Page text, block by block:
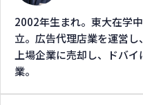
2002年生まれ。東大在学
立。広告代理店業を運営
上場企業に売却し、ドバ
業。